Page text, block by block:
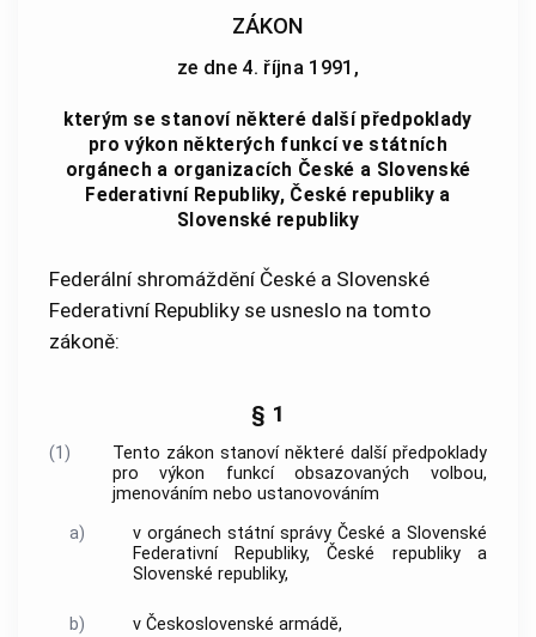
ZÁKON
ze dne 4. října 1991,
kterým se stanoví některé další předpoklady
pro výkon některých funkcí ve státních
orgánech a organizacích České a Slovenské
Federativní Republiky, České republiky a
Slovenské republiky
Federální shromáždění České a Slovenské
Federativní Republiky se usneslo na tomto
zákoně:
§ 1
(1)
Tento zákon stanoví některé další předpoklady
pro výkon funkcí obsazovaných volbou,
jmenováním nebo ustanovováním
a)
v orgánech státní správy České a Slovenské
Federativní Republiky, České republiky a
Slovenské republiky,
b) v Československé armádě,